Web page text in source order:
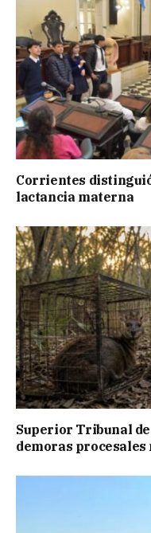
Corrientes
lactancia materna
Superior Tribunal
demoras